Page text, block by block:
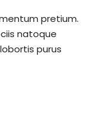
pretium.
natoque
purus